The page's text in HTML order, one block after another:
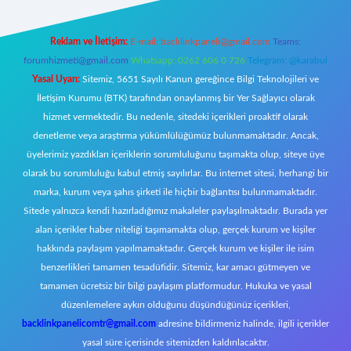
Reklam ve İletişim: E-mail: backlinkpaneli@gmail.com Teams:
forumhizmeti@gmail.com Whatsapp: 0262 606 0 726 Telegram: @karabul
Yasal Uyarı: Sitemiz, 5651 Sayılı Kanun gereğince Bilgi Teknolojileri ve
İletişim Kurumu (BTK) tarafından onaylanmış bir Yer Sağlayıcı olarak
hizmet vermektedir. Bu nedenle, sitedeki içerikleri proaktif olarak
denetleme veya araştırma yükümlülüğümüz bulunmamaktadır. Ancak,
üyelerimiz yazdıkları içeriklerin sorumluluğunu taşımakta olup, siteye üye
olarak bu sorumluluğu kabul etmiş sayılırlar. Bu internet sitesi, herhangi bir
marka, kurum veya şahıs şirketi ile hiçbir bağlantısı bulunmamaktadır.
Sitede yalnızca kendi hazırladığımız makaleler paylaşılmaktadır. Burada yer
alan içerikler haber niteliği taşımamakta olup, gerçek kurum ve kişiler
hakkında paylaşım yapılmamaktadır. Gerçek kurum ve kişiler ile isim
benzerlikleri tamamen tesadüfidir. Sitemiz, kar amacı gütmeyen ve
tamamen ücretsiz bir bilgi paylaşım platformudur. Hukuka ve yasal
düzenlemelere aykırı olduğunu düşündüğünüz içerikleri,
backlinkpanelicomtr@gmail.com adresine bildirmeniz halinde, ilgili içerikler
yasal süre içerisinde sitemizden kaldırılacaktır.